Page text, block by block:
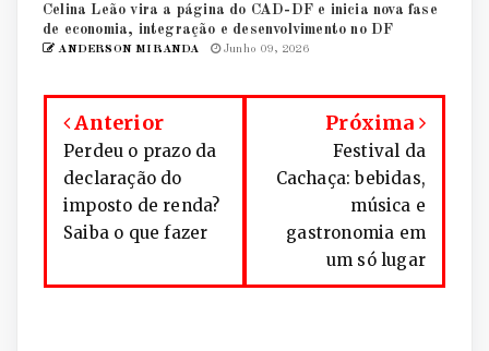
Celina Leão vira a página do CAD-DF e inicia nova fase
de economia, integração e desenvolvimento no DF
ANDERSON MIRANDA Junho 09, 2026
Anterior
Perdeu o prazo da
declaração do
imposto de renda?
Saiba o que fazer
Próxima
Festival da
Cachaça: bebidas,
música e
gastronomia em
um só lugar